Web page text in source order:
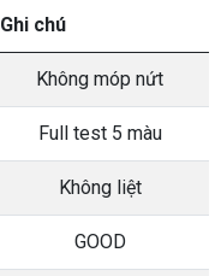
Ghi chú
Không móp nứt
Full test 5 màu
Không liệt
GOOD